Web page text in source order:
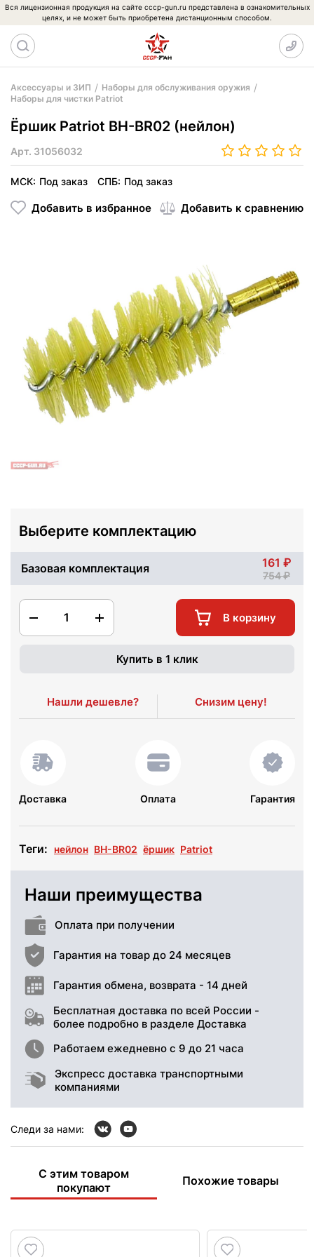
Вся лицензионная продукция на сайте cccp-gun.ru представлена в ознакомительных
целях, и не может быть приобретена дистанционным способом.
Аксессуары и ЗИП
Наборы для обслуживания оружия
Наборы для чистки Patriot
Ёршик Patriot BH-BR02 (нейлон)
Арт. 31056032
МСК: Под заказ СПБ: Под заказ
Добавить в избранное Добавить к сравнению
Выберите комплектацию
Базовая комплектация 161
754
1 В корзину
Купить в 1 клик
Нашли дешевле? Снизим цену!
Доставка Оплата Гарантия
Теги: нейлон BH-BR02 ёршик Patriot
Наши преимущества
Оплата при получении
Гарантия на товар до 24 месяцев
Гарантия обмена, возврата - 14 дней
Бесплатная доставка по всей России -
более подробно в разделе Доставка
Работаем ежедневно с 9 до 21 часа
Экспресс доставка транспортными
компаниями
Следи за нами:
С этим товаром
покупают
Похожие товары